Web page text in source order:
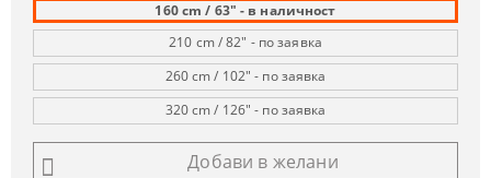
160 cm / 63" - в наличност
210 cm / 82" - по заявка
260 cm / 102" - по заявка
320 cm / 126" - по заявка
Добави в желани